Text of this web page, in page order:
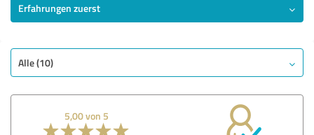
SEHR GUT
Bezahlung
Lieferung
Information
Webseite
Erfahrungen zuerst
Alle (10)
5,00 von 5